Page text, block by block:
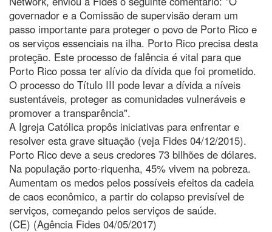
governador e a Comissão de supervisão deram um
passo importante para proteger o povo de Porto Rico e
os serviços essenciais na ilha. Porto Rico precisa desta
proteção. Este processo de falência é vital para que
Porto Rico possa ter alívio da dívida que foi prometido.
O processo do Título III pode levar a dívida a níveis
sustentáveis, proteger as comunidades vulneráveis e
promover a transparência".
A Igreja Católica propôs iniciativas para enfrentar e
resolver esta grave situação (veja Fides 04/12/2015).
Porto Rico deve a seus credores 73 bilhões de dólares.
Na população porto-riquenha, 45% vivem na pobreza.
Aumentam os medos pelos possíveis efeitos da cadeia
de caos econômico, a partir do colapso previsível de
serviços, começando pelos serviços de saúde.
(CE) (Agência Fides 04/05/2017)